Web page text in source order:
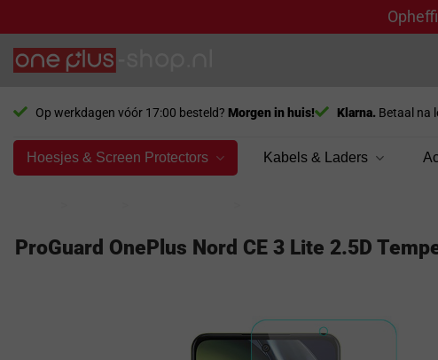
Ga
naar
Op werkdagen vóór 17:00 besteld? Morgen in huis! Klarna. Betaal na
Hoesjes & Screen Protectors Kabels & Laders
ProGuard OnePlus Nord CE 3 Lite 2.5D